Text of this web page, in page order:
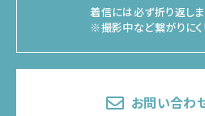
着信には必ず折り返しま
※撮影中など繋がりにく
お問い合わ